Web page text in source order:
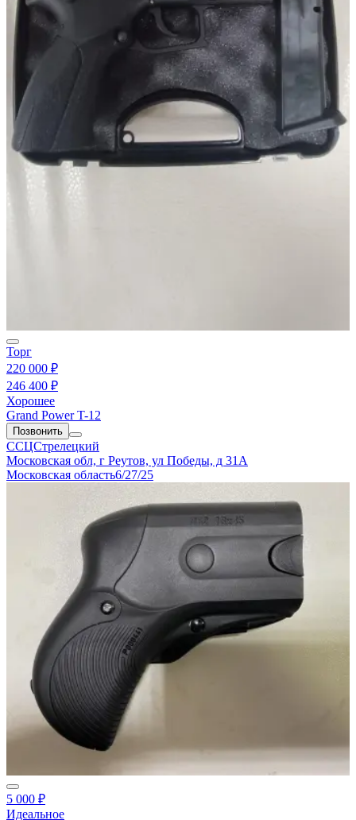
Торг
220 000 ₽
246 400 ₽
Хорошее
Grand Power T-12
Позвонить
ССЦСтрелецкий
Московская обл, г Реутов, ул Победы, д 31А
Московская область6/27/25
5 000 ₽
Идеальное